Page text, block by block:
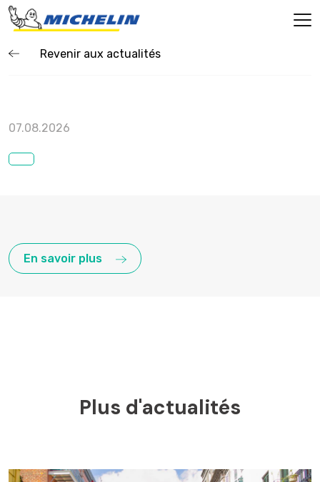
Revenir aux actualités
07.08.2026
En savoir plus
Plus d'actualités